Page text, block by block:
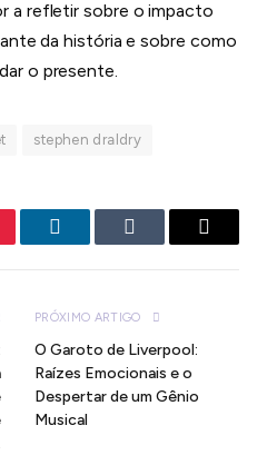
a refletir sobre o impacto
da história e sobre como
o presente.
stephen draldry
LinkedInTumblr
E-
PRÓXIMO ARTIGO
O Garoto de Liverpool:
Raízes Emocionais e o
Despertar de um Gênio
Musical